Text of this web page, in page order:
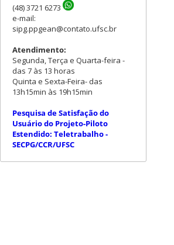
(48) 3721 6273
e-mail:
sipg.ppgean@contato.ufsc.br
Atendimento:
Segunda, Terça e Quarta-feira -
das 7 às 13 horas
Quinta e Sexta-Feira- das
13h15min às 19h15min
Pesquisa de Satisfação do
Usuário do Projeto-Piloto
Estendido: Teletrabalho -
SECPG/CCR/UFSC